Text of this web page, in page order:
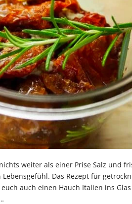
weiter als einer Prise Salz und
Das Rezept für
auch einen Hauch Italien ins